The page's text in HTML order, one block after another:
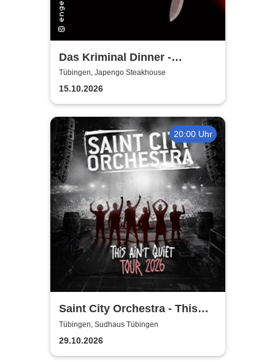
Das Kriminal Dinner -
Faustdickes Verbrechen
Tübingen, Japengo Steakhouse
15.10.2026
20:00 Uhr
Saint City Orchestra - This
Ain´t Quiet Tour 2026
Tübingen, Sudhaus Tübingen
29.10.2026